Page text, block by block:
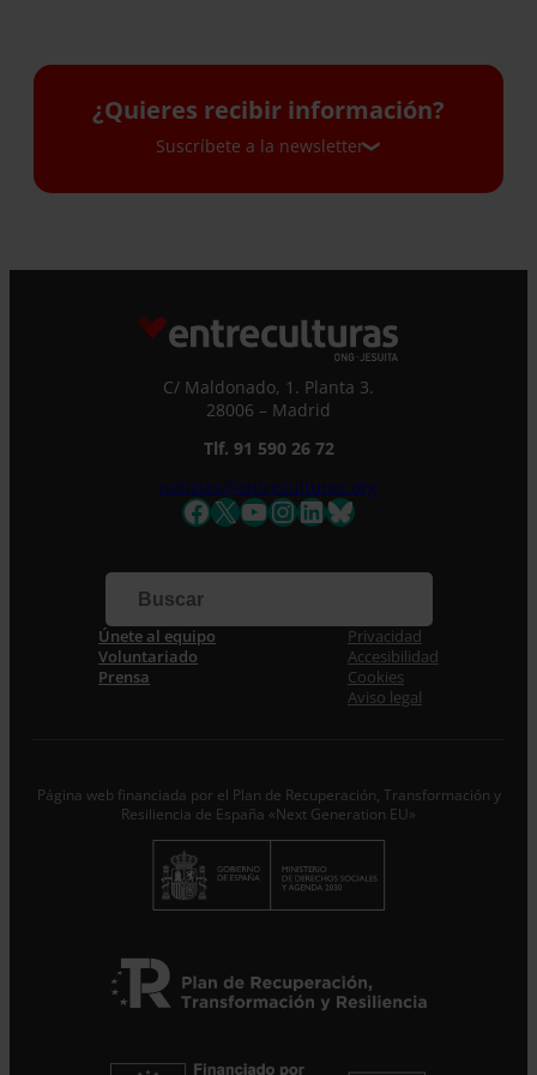
¿Quieres recibir información?
Suscríbete a la newsletter
y los correos puntuales en los que te
ofrecemos información, no dejes de completar
este formulario. Al instante, te daremos de
alta en nuestra base de datos y podrás estar
al tanto de todas las novedades.
Correo electrónico *
Acepto laPolítica de Privacidad*
Desde ENTRECULTURAS FE Y ALEGRÍA ESPAÑA
trataremos los datos aportados en calidad de
Responsable del tratamiento con la finalidad de…Seguir
C/ Maldonado, 1. Planta 3.
28006 – Madrid
Tlf. 91 590 26 72
noticias@entreculturas.org
Facebook
X YouTube
Instagram
LinkedIn
Bluesky
Únete al equipo
Voluntariado
Prensa
Privacidad
Accesibilidad
Cookies
Aviso legal
Página web financiada por el Plan de Recuperación, Transformación y
Resiliencia de España «Next Generation EU»